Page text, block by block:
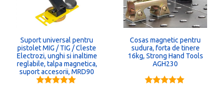
Suport universal pentru
pistolet MIG / TIG / Cleste
Electrozi, unghi si inaltime
reglabile, talpa magnetica,
suport accesorii, MRD90
Cosas magnetic pentru
sudura, forta de tinere
16kg, Strong Hand Tools
AGH230